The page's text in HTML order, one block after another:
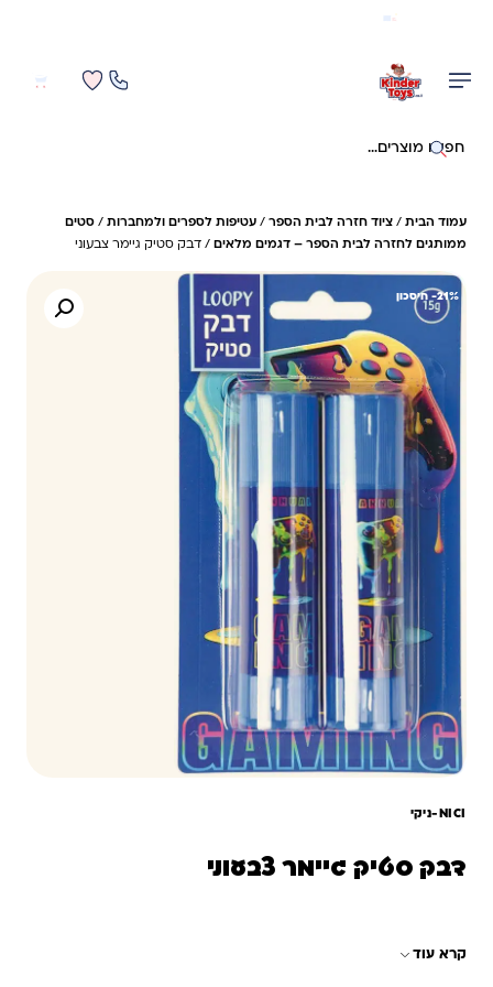
חיפוש באתר
עמוד הבית / ציוד חזרה לבית הספר / עטיפות לספרים ולמחברות / סטים
ממותגים לחזרה לבית הספר – דגמים מלאים / דבק סטיק גיימר צבעוני
21%- חיסכון
NICI-ניקי
דבק סטיק גיימר צבעוני
קרא עוד